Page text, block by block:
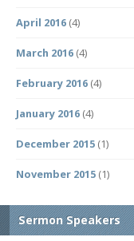
April 2016 (4)
March 2016 (4)
February 2016 (4)
January 2016 (4)
December 2015 (1)
November 2015 (1)
Sermon Speakers